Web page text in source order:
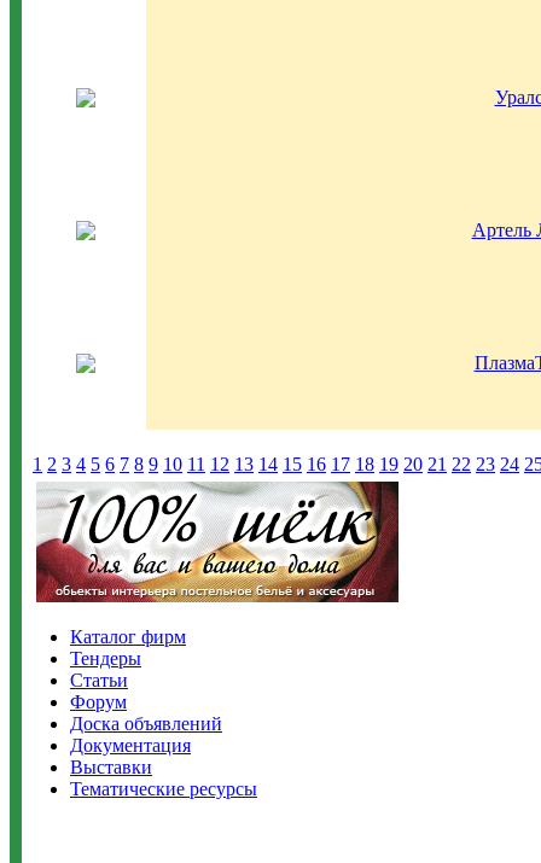
1 2 3 4 5 6 7 8 9 10 11 12 13 14 15 16 17 18 19 20 21 22 23 24
Каталог фирм
Тендеры
Статьи
Форум
Доска объявлений
Документация
Выставки
Тематические ресурсы